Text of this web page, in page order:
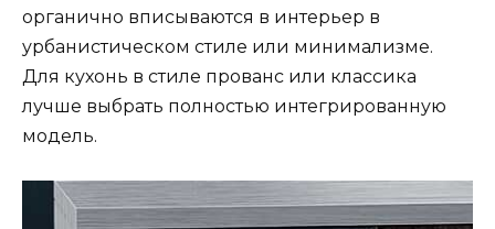
органично вписываются в интерьер в
урбанистическом стиле или минимализме.
Для кухонь в стиле прованс или классика
лучше выбрать полностью интегрированную
модель.